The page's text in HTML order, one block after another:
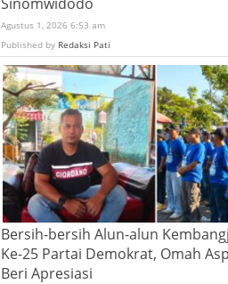
Agustus 1, 2026 6:53 am
Published by Redaksi Pati
Bersih-bersih Alun-alun
Ke-25 Partai Demokrat, Omah
Beri Apresiasi